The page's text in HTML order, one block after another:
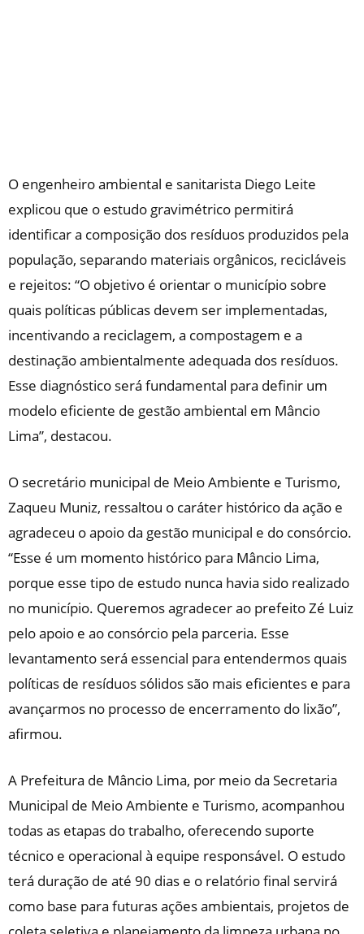
O engenheiro ambiental e sanitarista Diego Leite
explicou que o estudo gravimétrico permitirá
identificar a composição dos resíduos produzidos pela
população, separando materiais orgânicos, recicláveis
e rejeitos: “O objetivo é orientar o município sobre
quais políticas públicas devem ser implementadas,
incentivando a reciclagem, a compostagem e a
destinação ambientalmente adequada dos resíduos.
Esse diagnóstico será fundamental para definir um
modelo eficiente de gestão ambiental em Mâncio
Lima”, destacou.
O secretário municipal de Meio Ambiente e Turismo,
Zaqueu Muniz, ressaltou o caráter histórico da ação e
agradeceu o apoio da gestão municipal e do consórcio.
“Esse é um momento histórico para Mâncio Lima,
porque esse tipo de estudo nunca havia sido realizado
no município. Queremos agradecer ao prefeito Zé Luiz
pelo apoio e ao consórcio pela parceria. Esse
levantamento será essencial para entendermos quais
políticas de resíduos sólidos são mais eficientes e para
avançarmos no processo de encerramento do lixão”,
afirmou.
A Prefeitura de Mâncio Lima, por meio da Secretaria
Municipal de Meio Ambiente e Turismo, acompanhou
todas as etapas do trabalho, oferecendo suporte
técnico e operacional à equipe responsável. O estudo
terá duração de até 90 dias e o relatório final servirá
como base para futuras ações ambientais, projetos de